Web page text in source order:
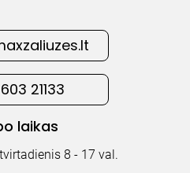
21133
laikas
8 - 17 val.